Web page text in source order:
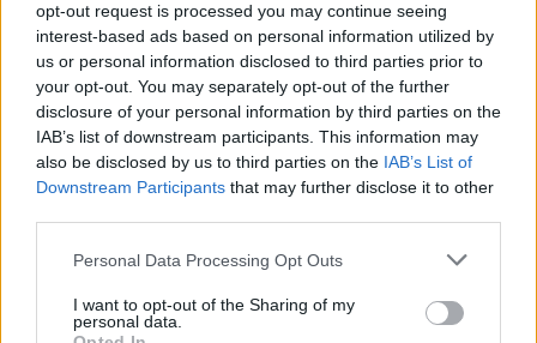
opt-out request is processed you may continue seeing
interest-based ads based on personal information utilized by
us or personal information disclosed to third parties prior to
your opt-out. You may separately opt-out of the further
disclosure of your personal information by third parties on the
IAB’s list of downstream participants. This information may
also be disclosed by us to third parties on the IAB’s List of
Downstream Participants that may further disclose it to other
Please note that this website/app uses one or more Google
not limited to your visit or usage behaviour. You may click to
grant or deny consent to Google and its third-party tags to
Personal Data Processing Opt Outs
I want to opt-out of the Sharing of my
personal data.